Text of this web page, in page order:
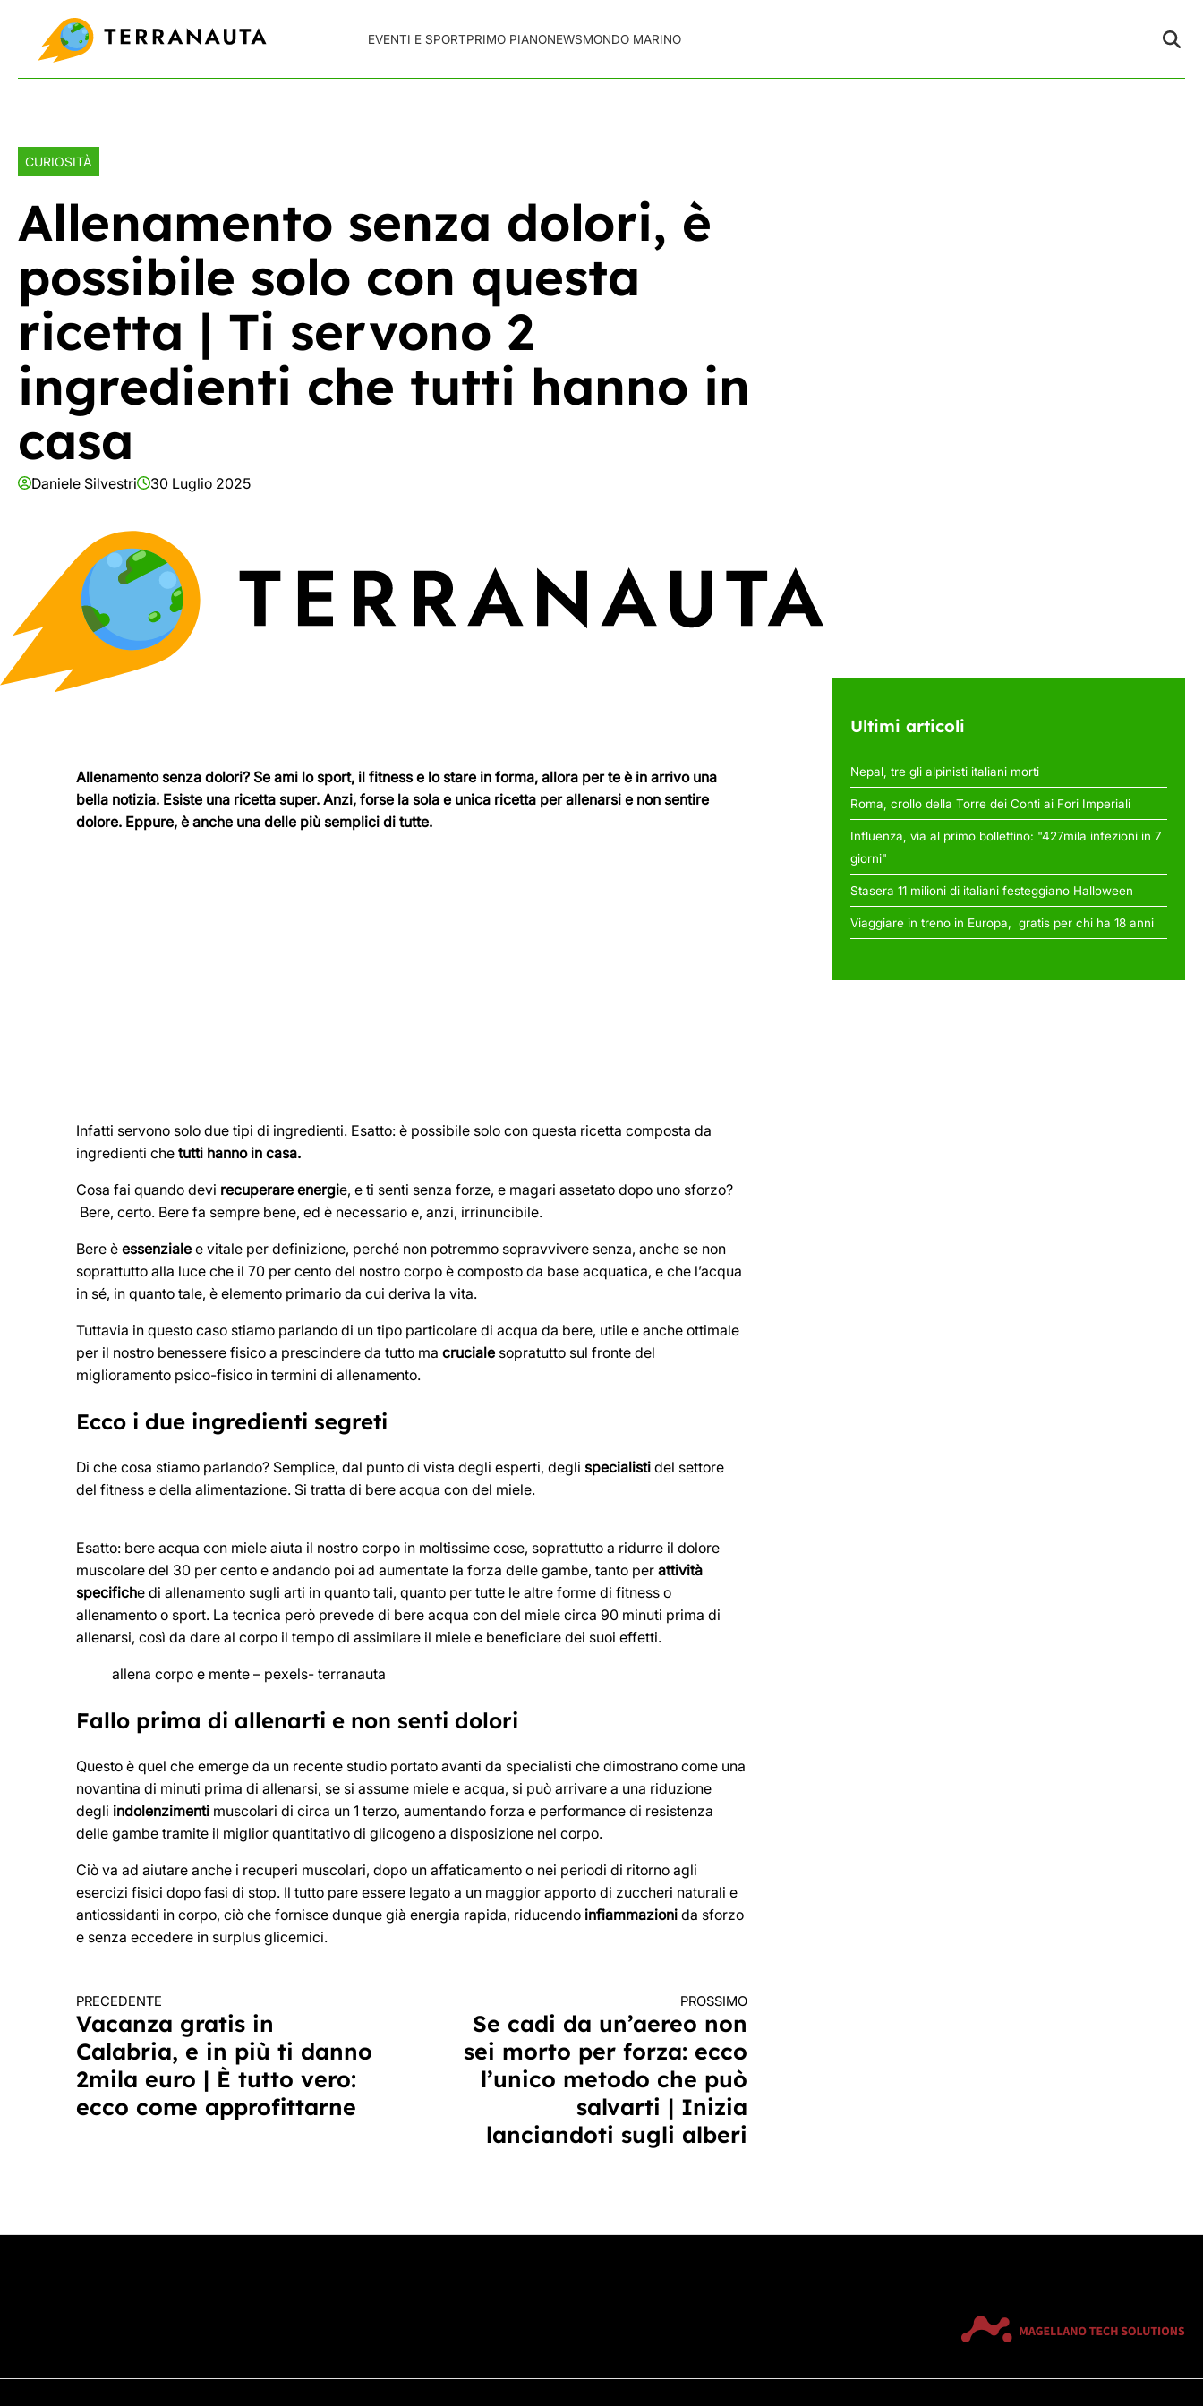
content
EVENTI E SPORTPRIMO PIANONEWSMONDO MARINO
CURIOSITÀ
Allenamento senza dolori, è
possibile solo con questa
ricetta | Ti servono 2
ingredienti che tutti hanno in
casa
Daniele Silvestri 30 Luglio 2025
Allenamento senza dolori? Se ami lo sport, il fitness e lo stare in forma, allora per te è in arrivo una
bella notizia. Esiste una ricetta super. Anzi, forse la sola e unica ricetta per allenarsi e non sentire
dolore. Eppure, è anche una delle più semplici di tutte.
Infatti servono solo due tipi di ingredienti. Esatto: è possibile solo con questa ricetta composta da
ingredienti chetutti hanno in casa.
Cosa fai quando devi recuperare energie, e ti senti senza forze, e magari assetato dopo uno sforzo?
Bere, certo. Bere fa sempre bene, ed è necessario e, anzi, irrinuncibile.
Bere è essenzialee vitale per definizione, perché non potremmo sopravvivere senza, anche se non
soprattutto alla luce che il 70 per cento del nostro corpo è composto da base acquatica, e che l’acqua
in sé, in quanto tale, è elemento primario da cui deriva la vita.
Tuttavia in questo caso stiamo parlando di un tipo particolare di acqua da bere, utile e anche ottimale
per il nostro benessere fisico a prescindere da tutto ma crucialesopratutto sul fronte del
miglioramento psico-fisico in termini di allenamento.
Ecco i due ingredienti segreti
Di che cosa stiamo parlando? Semplice, dal punto di vista degli esperti, degli specialistidel settore
del fitness e della alimentazione. Si tratta di bere acqua con del miele.
Esatto: bere acqua con miele aiuta il nostro corpo in moltissime cose, soprattutto a ridurre il dolore
muscolare del 30 per cento e andando poi ad aumentate la forza delle gambe, tanto per attività
specifiche di allenamento sugli arti in quanto tali, quanto per tutte le altre forme di fitness o
allenamento o sport. La tecnica però prevede di bere acqua con del miele circa 90 minuti prima di
allenarsi, così da dare al corpo il tempo di assimilare il miele e beneficiare dei suoi effetti.
allena corpo e mente – pexels- terranauta
Fallo prima di allenarti e non senti dolori
Questo è quel che emerge da un recente studio portato avanti da specialisti che dimostrano come una
novantina di minuti prima di allenarsi, se si assume miele e acqua, si può arrivare a una riduzione
degli indolenzimentimuscolari di circa un 1 terzo, aumentando forza e performance di resistenza
delle gambe tramite il miglior quantitativo di glicogeno a disposizione nel corpo.
Ciò va ad aiutare anche i recuperi muscolari, dopo un affaticamento o nei periodi di ritorno agli
esercizi fisici dopo fasi di stop. Il tutto pare essere legato a un maggior apporto di zuccheri naturali e
antiossidanti in corpo, ciò che fornisce dunque già energia rapida, riducendo infiammazionida sforzo
e senza eccedere in surplus glicemici.
Continua
a
leggere
PRECEDENTE
Vacanza gratis in
Calabria, e in più ti danno
2mila euro | È tutto vero:
ecco come approfittarne
PROSSIMO
Se cadi da un’aereo non
sei morto per forza: ecco
l’unico metodo che può
salvarti | Inizia
lanciandoti sugli alberi
Ultimi articoli
Nepal, tre gli alpinisti italiani morti
Roma, crollo della Torre dei Conti ai Fori Imperiali
Influenza, via al primo bollettino: "427mila infezioni in 7
giorni"
Stasera 11 milioni di italiani festeggiano Halloween
Viaggiare in treno in Europa, gratis per chi ha 18 anni